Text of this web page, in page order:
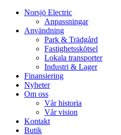
Norsjö Electric
Anpassningar
Användning
Park & Trädgård
Fastighetsskötsel
Lokala transporter
Industri & Lager
Finansiering
Nyheter
Om oss
Vår historia
Vår vision
Kontakt
Butik